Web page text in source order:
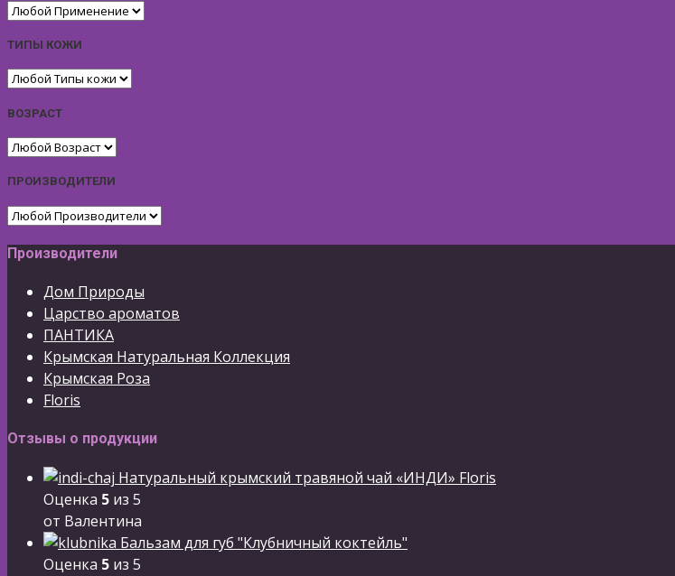
ТИПЫ КОЖИ
ВОЗРАСТ
ПРОИЗВОДИТЕЛИ
Производители
Дом Природы
Царство ароматов
ПАНТИКА
Крымская Натуральная Коллекция
Крымская Роза
Floris
Отзывы о продукции
Натуральный крымский травяной чай «ИНДИ» Floris
Оценка 5 из 5
от Валентина
Бальзам для губ "Клубничный коктейль"
Оценка 5 из 5